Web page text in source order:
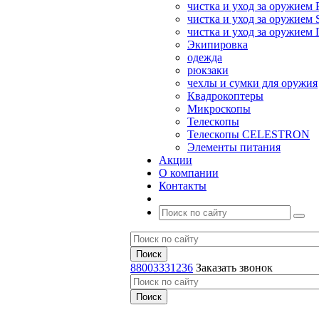
чистка и уход за оружием
чистка и уход за оружием
чистка и уход за
Экипировка
одежда
рюкзаки
чехлы и сумки для оружия
Квадрокоптеры
Микроскопы
Телескопы
Телескопы CELESTRON
Элементы питания
Акции
О компании
Контакты
88003331236 Заказать звонок